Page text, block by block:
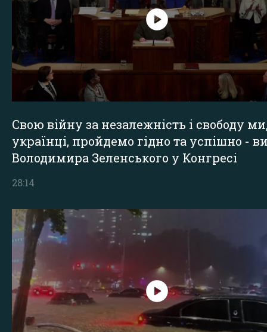
Свою війну за незалежність і свободу
українці, пройдемо гідно та успішно -
Володимира Зеленського у Конгресі
28:14